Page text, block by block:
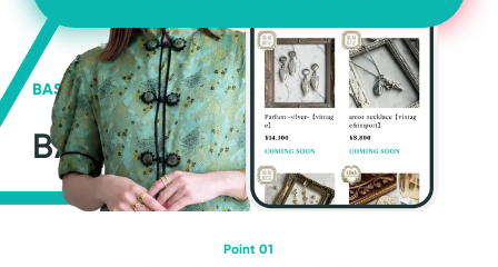
BASEの強み
BASEが強い3つの理由
Point 01